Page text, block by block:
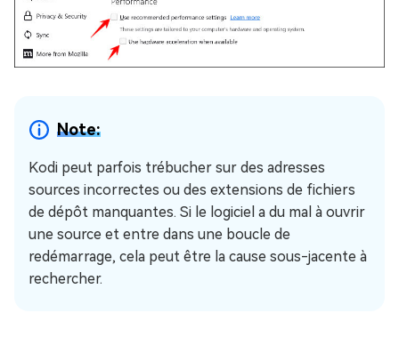
Note:
Kodi peut parfois trébucher sur des adresses
sources incorrectes ou des extensions de fichiers
de dépôt manquantes. Si le logiciel a du mal à ouvrir
une source et entre dans une boucle de
redémarrage, cela peut être la cause sous-jacente à
rechercher.